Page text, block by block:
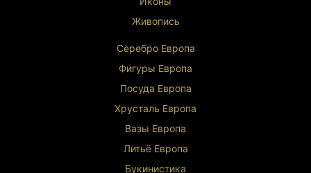
Живопись
Серебро Европа
Фигуры Европа
Посуда Европа
Хрусталь Европа
Вазы Европа
Литьё Европа
Букинистика